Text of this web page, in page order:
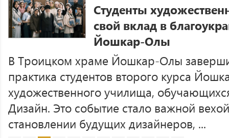
Студенты
свой вклад в
Йошкар-Олы
В Троицком храме Йошкар-Олы
практика студентов второго курса
художественного училища,
Дизайн. Это событие стало важной
становлении будущих дизайнеров, ...